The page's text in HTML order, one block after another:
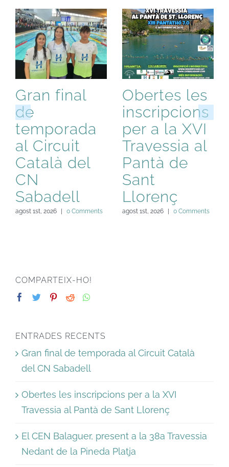
Gran final
de
temporada
al Circuit
Català del
CN
Sabadell
agost 1st, 2026 0 Comments
Obertes les
inscripcions
per a la XVI
Travessia al
Pantà de
Sant
Llorenç
agost 1st, 2026 0 Comments
COMPARTEIX-HO!
ENTRADES RECENTS
Gran final de temporada al Circuit Català
del CN Sabadell
Obertes les inscripcions per a la XVI
Travessia al Pantà de Sant Llorenç
El CEN Balaguer, present a la 38a Travessia
Nedant de la Pineda Platja